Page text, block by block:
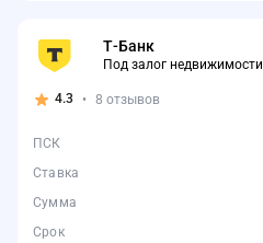
Т-Банк
Под залог недвижимости
4.3 • 8 отзывов
ПСК
Ставка
Сумма
Срок